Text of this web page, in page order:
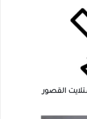
القصور